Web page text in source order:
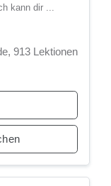
kann dir ...
913 Lektionen